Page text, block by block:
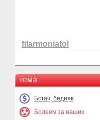
filarmoniatol
тема
Богач, бедняк
Болеем за наших